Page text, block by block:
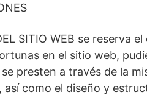
SITIO WEB se reserva
en el sitio web,
presten a través de la
así como el diseño y